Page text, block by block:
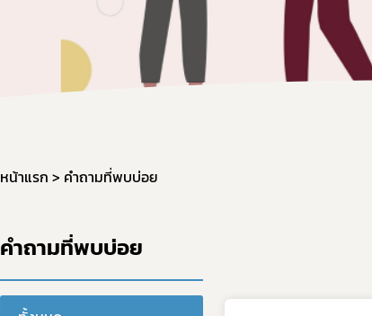
หน้าแรก คำถามที่พบบ่อย
คำถามที่พบบ่อย